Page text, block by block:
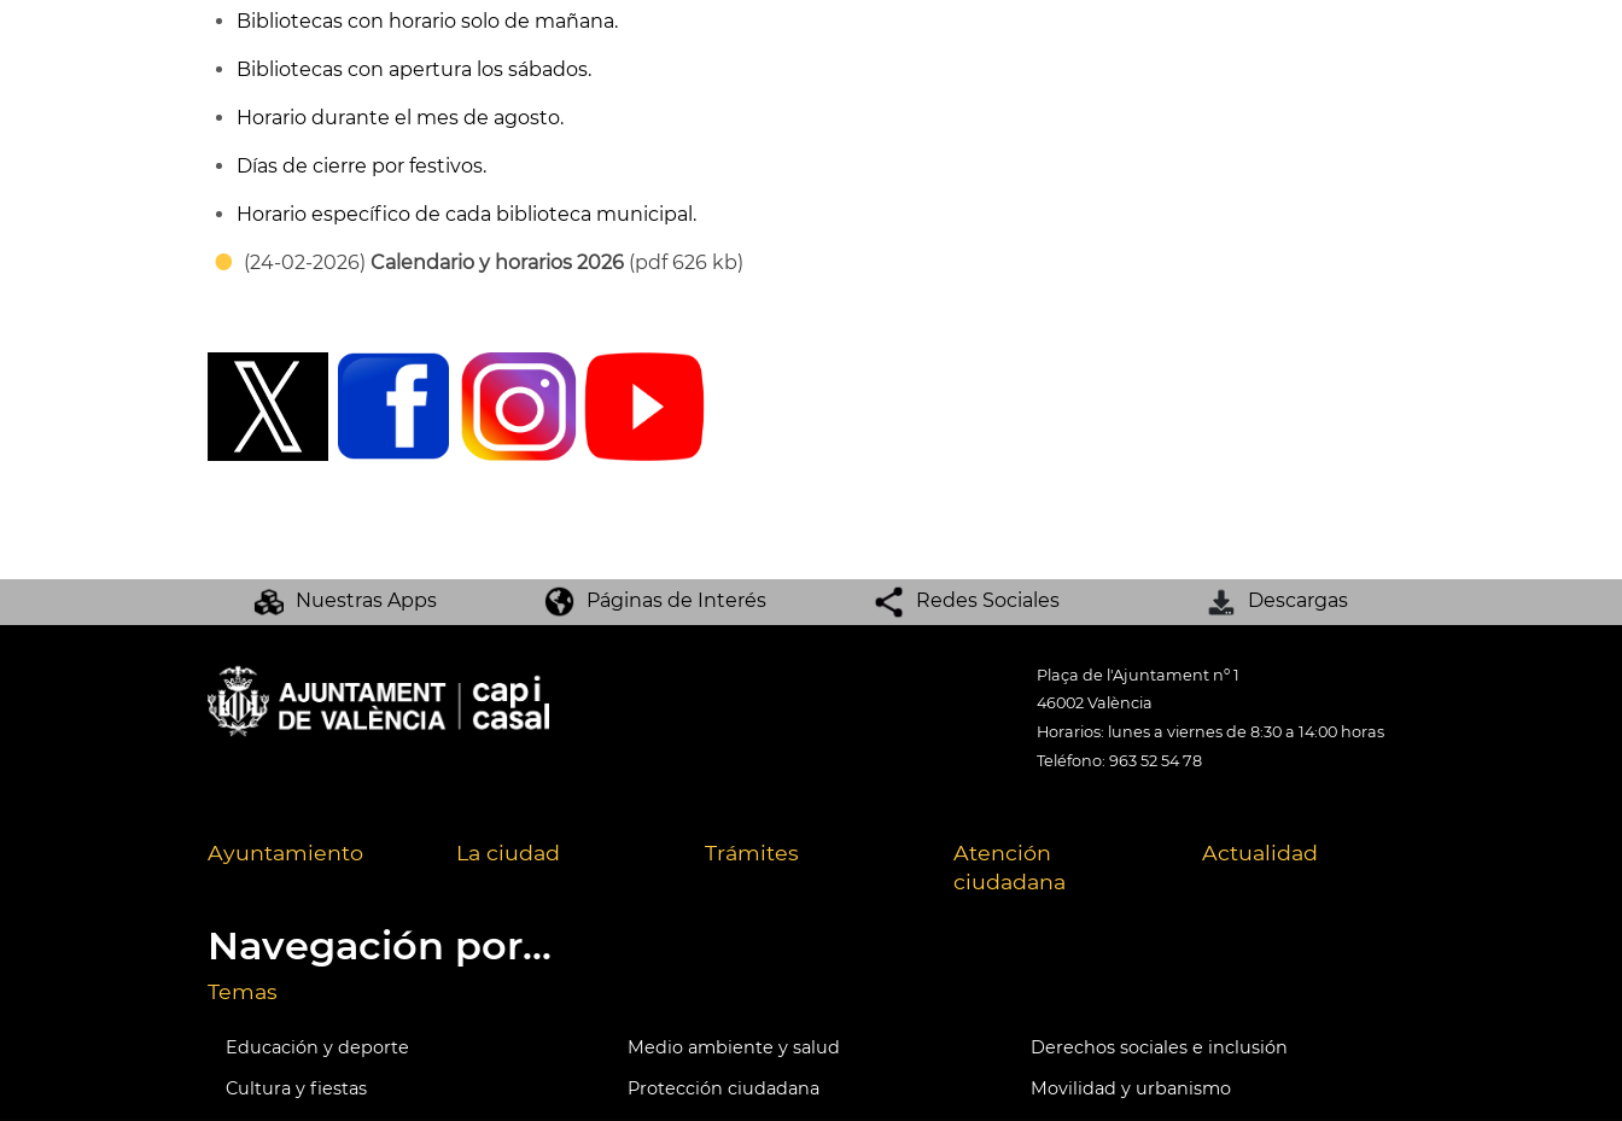
Bibliotecas con horario solo de mañana.
Bibliotecas con apertura los sábados.
Horario durante el mes de agosto.
Días de cierre por festivos.
Horario específico de cada biblioteca municipal.
(24-02-2026) Calendario y horarios 2026 (pdf 626 kb)
Nuestras Apps Páginas de Interés Redes Sociales Descargas
Plaça de l'Ajuntament nº 1
46002 València
Horarios: lunes a viernes de 8:30 a 14:00 horas
Teléfono: 963 52 54 78
Ayuntamiento La ciudad Trámites
Atención
ciudadana
Actualidad
Navegación por...
Temas
Educación y deporte Medio ambiente y salud
Derechos sociales e inclusión
Cultura y fiestas
Protección ciudadana
Movilidad y urbanismo